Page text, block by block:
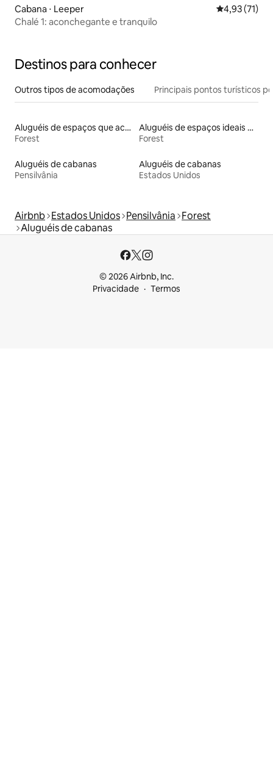
Cabana ⋅ Leeper 4,93 de uma
4,93 (71)
Chalé 1: aconchegante e tranquilo
Destinos para conhecer
Outros tipos de acomodações Principais pontos turísticos
Aluguéis de espaços que aceitam animais de estimação
Forest
Aluguéis de espaços ideais para famílias
Forest
Aluguéis de cabanas
Pensilvânia
Aluguéis de cabanas
Estados Unidos
Airbnb Estados Unidos Pensilvânia Forest
Aluguéis de cabanas
© 2026 Airbnb, Inc.
Privacidade
Termos